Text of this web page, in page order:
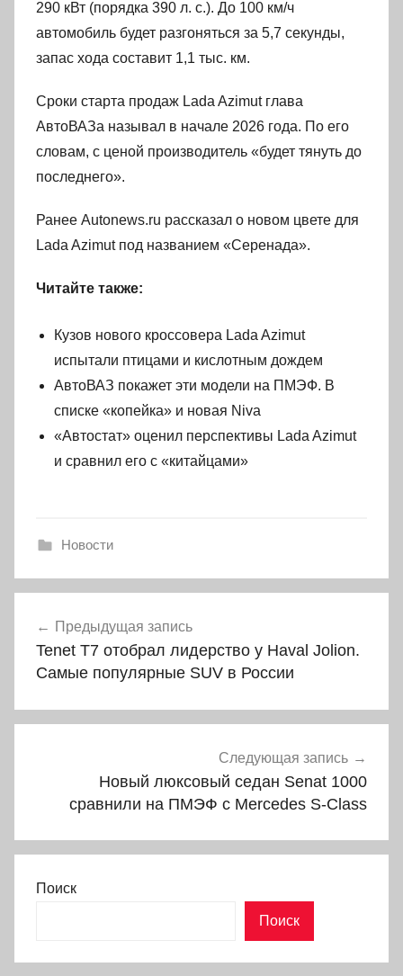
290 кВт (порядка 390 л. с.). До 100 км/ч
автомобиль будет разгоняться за 5,7 секунды,
запас хода составит 1,1 тыс. км.
Сроки старта продаж Lada Azimut глава
АвтоВАЗа называл в начале 2026 года. По его
словам, с ценой производитель «будет тянуть до
последнего».
Ранее Autonews.ru рассказал о новом цвете для
Lada Azimut под названием «Серенада».
Читайте также:
Кузов нового кроссовера Lada Azimut
испытали птицами и кислотным дождем
АвтоВАЗ покажет эти модели на ПМЭФ. В
списке «копейка» и новая Niva
«Автостат» оценил перспективы Lada Azimut
и сравнил его с «китайцами»
Новости
по
записям
Предыдущая запись
Tenet Т7 отобрал лидерство у Haval Jolion.
Самые популярные SUV в России
Следующая запись
Новый люксовый седан Senat 1000
сравнили на ПМЭФ с Mercedes S-Class
Поиск
Поиск